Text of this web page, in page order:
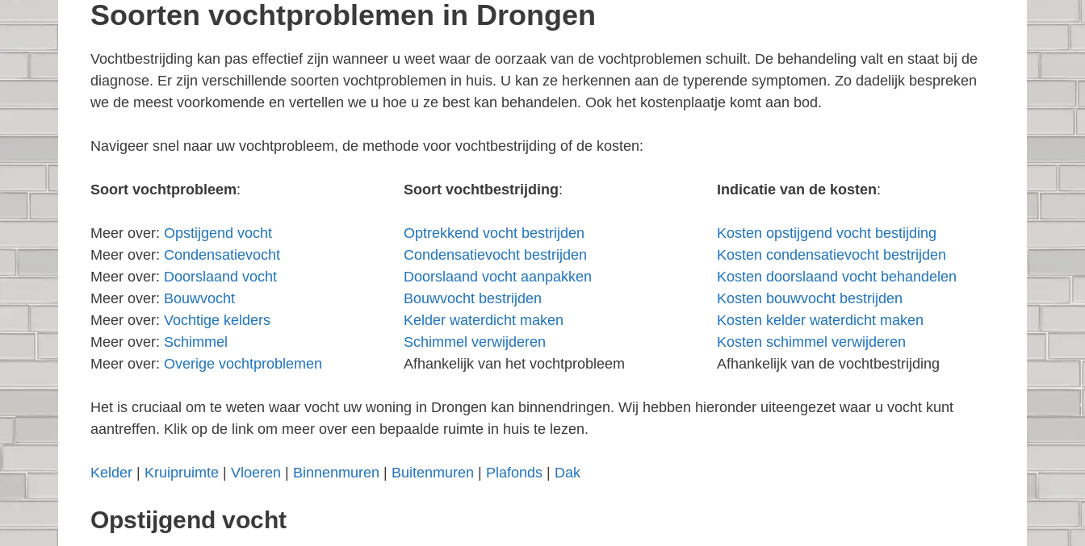
Soorten vochtproblemen in Drongen
Vochtbestrijding kan pas effectief zijn wanneer u weet waar de oorzaak van de vochtproblemen schuilt. De behandeling valt en staat bij de
diagnose. Er zijn verschillende soorten vochtproblemen in huis. U kan ze herkennen aan de typerende symptomen. Zo dadelijk bespreken
we de meest voorkomende en vertellen we u hoe u ze best kan behandelen. Ook het kostenplaatje komt aan bod.
Navigeer snel naar uw vochtprobleem, de methode voor vochtbestrijding of de kosten:
Soort vochtprobleem:
Meer over: Opstijgend vocht
Meer over: Condensatievocht
Meer over: Doorslaand vocht
Meer over: Bouwvocht
Meer over: Vochtige kelders
Meer over: Schimmel
Meer over: Overige vochtproblemen
Soort vochtbestrijding:
Optrekkend vocht bestrijden
Condensatievocht bestrijden
Doorslaand vocht aanpakken
Bouwvocht bestrijden
Kelder waterdicht maken
Schimmel verwijderen
Afhankelijk van het vochtprobleem
Indicatie van de kosten:
Kosten opstijgend vocht bestijding
Kosten condensatievocht bestrijden
Kosten doorslaand vocht behandelen
Kosten bouwvocht bestrijden
Kosten kelder waterdicht maken
Kosten schimmel verwijderen
Afhankelijk van de vochtbestrijding
Het is cruciaal om te weten waar vocht uw woning in Drongen kan binnendringen. Wij hebben hieronder uiteengezet waar u vocht kunt
aantreffen. Klik op de link om meer over een bepaalde ruimte in huis te lezen.
Kelder Kruipruimte Vloeren Binnenmuren Buitenmuren Plafonds Dak
Opstijgend vocht